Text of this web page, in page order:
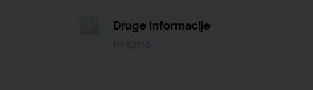
Druge informacije